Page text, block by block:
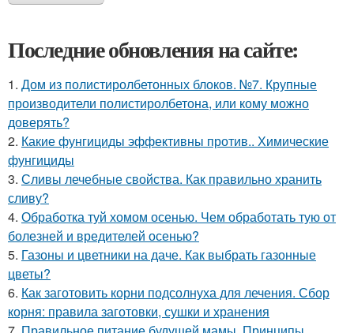
Последние обновления на сайте:
1. Дом из полистиролбетонных блоков. №7. Крупные
производители полистиролбетона, или кому можно
доверять?
2. Какие фунгициды эффективны против.. Химические
фунгициды
3. Сливы лечебные свойства. Как правильно хранить
сливу?
4. Обработка туй хомом осенью. Чем обработать тую от
болезней и вредителей осенью?
5. Газоны и цветники на даче. Как выбрать газонные
цветы?
6. Как заготовить корни подсолнуха для лечения. Сбор
корня: правила заготовки, сушки и хранения